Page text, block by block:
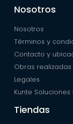
Nosotros
Nosotros
Términos y
Contacto y
Obras realizadas
Legales
Kunte Soluciones
Tiendas